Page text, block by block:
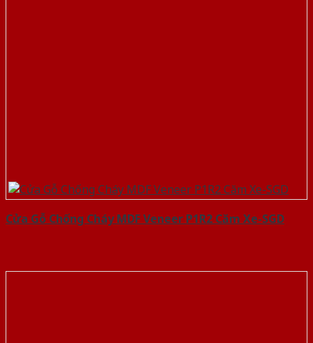
Cửa Gỗ Chống Cháy MDF Veneer P1R2 Căm Xe-SGD